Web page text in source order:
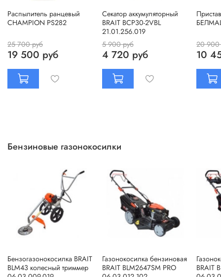
Распылитель ранцевый
CHAMPION PS282
25 700 руб
19 500 руб
Секатор аккумуляторный
BRAIT BCP30-2VBL
21.01.256.019
5 900 руб
4 720 руб
20 900
10
Бензиновые газонокосилки
Бензогазонокосилка BRAIT
BLM43 колесный триммер
Газонокосилка бензиновая
BRAIT BLM2647SM PRO
BRAIT